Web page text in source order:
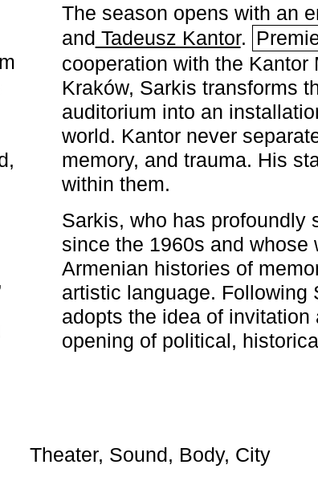
The season opens with an
and Tadeusz Kantor.
cooperation with the ­Kantor
Kraków, Sarkis transforms
auditorium into an
world. Kantor never
memory, and trauma. His
within them.
Sarkis, who has profoundly
since the 1960s and
Armenian histories of
artistic language. Following
adopts the idea of
opening of political,
Theater, Sound, Body, City